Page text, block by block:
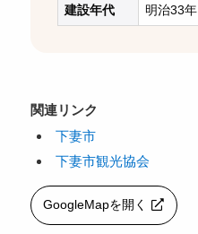
建設年代 明治33年
関連リンク
下妻市
下妻市観光協会
GoogleMapを開く